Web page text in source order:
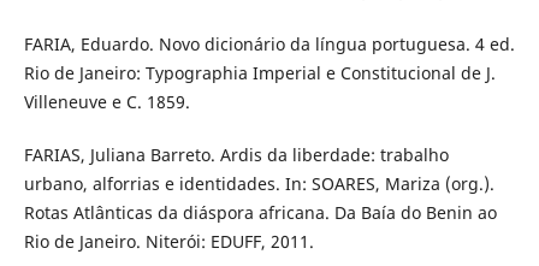
FARIA, Eduardo. Novo dicionário da língua portuguesa. 4 ed.
Rio de Janeiro: Typographia Imperial e Constitucional de J.
Villeneuve e C. 1859.
FARIAS, Juliana Barreto. Ardis da liberdade: trabalho
urbano, alforrias e identidades. In: SOARES, Mariza (org.).
Rotas Atlânticas da diáspora africana. Da Baía do Benin ao
Rio de Janeiro. Niterói: EDUFF, 2011.